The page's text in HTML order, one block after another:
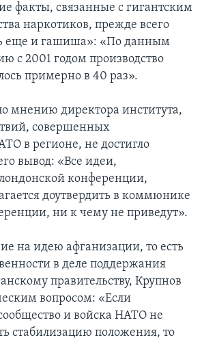
факты, связанные с гигантским
наркотиков, прежде всего
еще и гашиша»: «По данным
с 2001 годом производство
примерно в 40 раз».
мнению директора института,
совершенных
в регионе, не достигло
вывод: «Все идеи,
конференции,
доутвердить в коммюнике
ни к чему не приведут».
на идею афганизации, то есть
в деле поддержания
правительству, Крупнов
вопросом: «Если
и войска НАТО не
стабилизацию положения, то